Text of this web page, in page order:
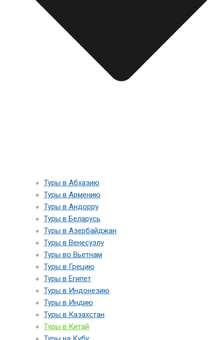
Туры в Абхазию
Туры в Армению
Туры в Андорру
Туры в Беларусь
Туры в Азербайджан
Туры в Венесуэлу
Туры во Вьетнам
Туры в Грецию
Туры в Египет
Туры в Индонезию
Туры в Индию
Туры в Казахстан
Туры в Китай